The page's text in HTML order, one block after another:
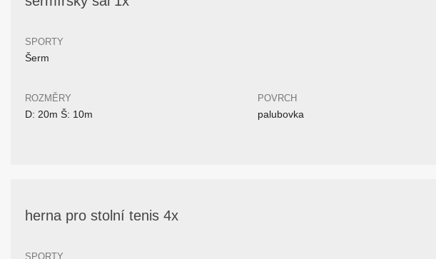
SPORTY
Šerm
ROZMĚRY
D: 20m Š: 10m
POVRCH
palubovka
herna pro stolní tenis 4x
SPORTY